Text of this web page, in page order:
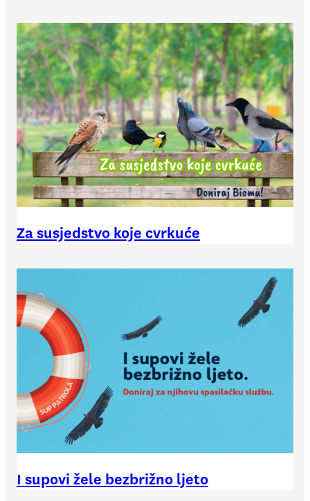
Za susjedstvo koje cvrkuće
I supovi žele bezbrižno ljeto